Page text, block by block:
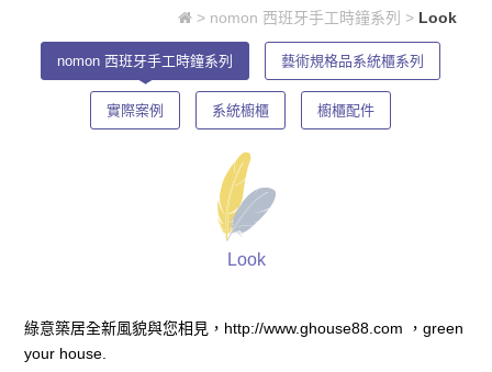
> nomon 西班牙手工時鐘系列 > Look
nomon 西班牙手工時鐘系列 藝術規格品系統櫃系列
實際案例 系統櫥櫃 櫥櫃配件
Look
綠意築居全新風貌與您相見，http://www.ghouse88.com ，green
your house.